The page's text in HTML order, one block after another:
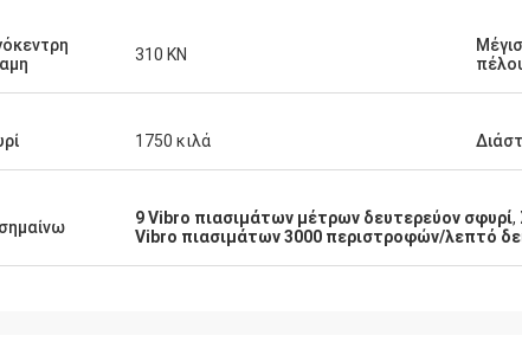
310 KN
1750 κιλά
9 Vibro πιασιμάτων μέτρων δευτερεύον σφυρί,
Vibro πιασιμάτων 3000 περιστροφών/λεπτό